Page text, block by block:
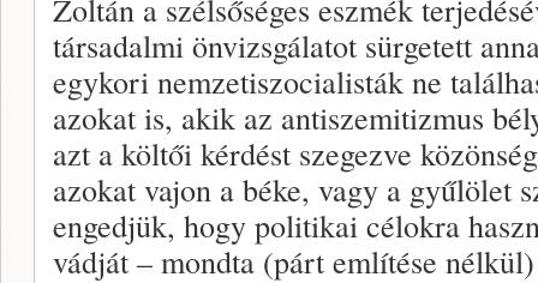
Zoltán a szélsőséges eszmék
társadalmi önvizsgálatot sürgetett
egykori nemzetiszocialisták ne
azokat is, akik az antiszemitizmus
azt a költői kérdést szegezve
azokat vajon a béke, vagy a gyűlölet
engedjük, hogy politikai célokra
vádját – mondta (párt említése